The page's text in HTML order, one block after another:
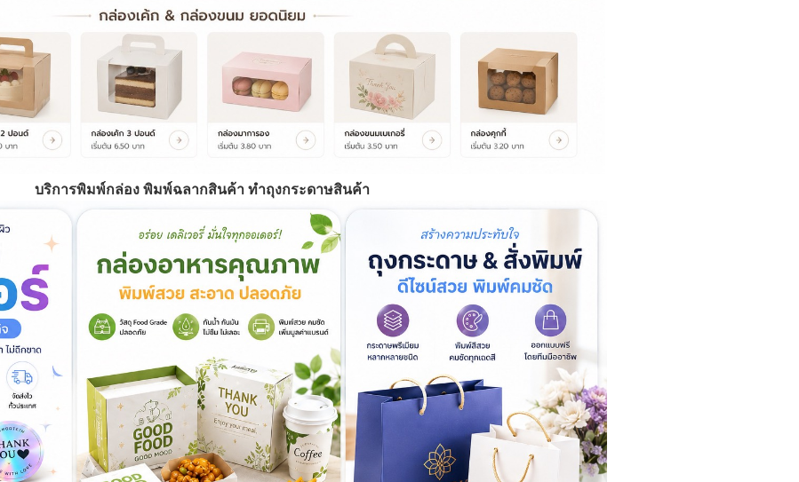
บริการพิมพ์กล่อง พิมพ์ฉลากสินค้า ทำถุงกระดาษสินค้า